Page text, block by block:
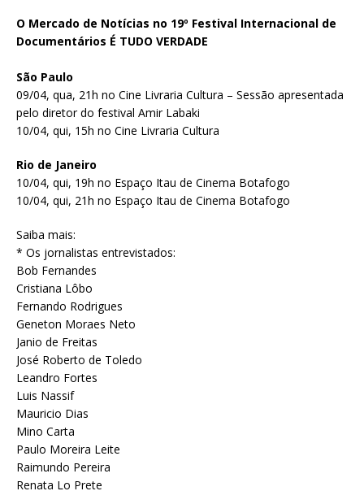
O Mercado de Notícias no 19º Festival Internacional de
Documentários É TUDO VERDADE
São Paulo
09/04, qua, 21h no Cine Livraria Cultura – Sessão apresentada
pelo diretor do festival Amir Labaki
10/04, qui, 15h no Cine Livraria Cultura
Rio de Janeiro
10/04, qui, 19h no Espaço Itau de Cinema Botafogo
10/04, qui, 21h no Espaço Itau de Cinema Botafogo
Saiba mais:
* Os jornalistas entrevistados:
Bob Fernandes
Cristiana Lôbo
Fernando Rodrigues
Geneton Moraes Neto
Janio de Freitas
José Roberto de Toledo
Leandro Fortes
Luis Nassif
Mauricio Dias
Mino Carta
Paulo Moreira Leite
Raimundo Pereira
Renata Lo Prete